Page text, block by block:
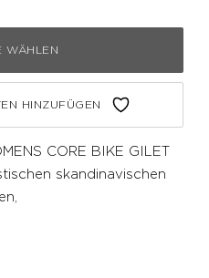
WÄHLEN
HINZUFÜGEN
CORE BIKE GILET
skandinavischen